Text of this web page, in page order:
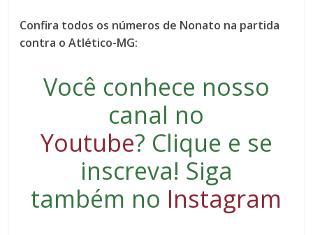
Confira todos os números de Nonato na partida
contra o Atlético-MG:
Você conhece nosso
canal no
Youtube? Clique e se
inscreva! Siga
também no Instagram